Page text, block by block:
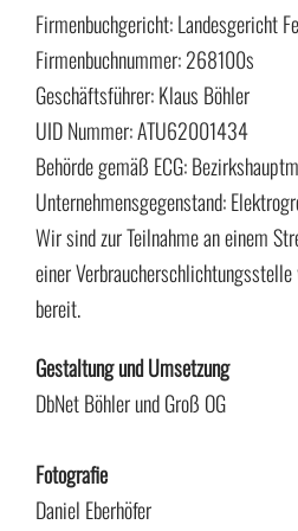
Firmenbuchgericht: Landesgericht
Firmenbuchnummer: 268100s
Geschäftsführer: Klaus Böhler
UID Nummer: ATU62001434
Behörde gemäß ECG:
Unternehmensgegenstand:
Wir sind zur Teilnahme an einem
einer
bereit.
Gestaltung und Umsetzung
DbNet Böhler und Groß OG
Fotografie
Daniel Eberhöfer